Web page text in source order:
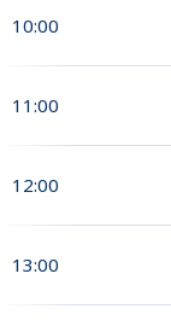
10:00
11:00
12:00
13:00